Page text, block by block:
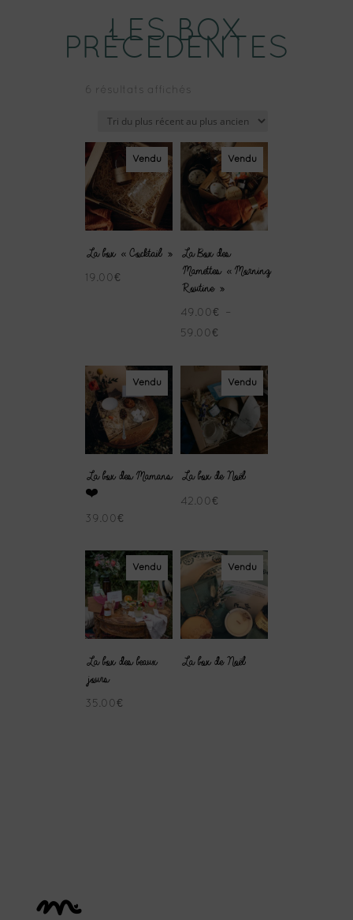
LES BOX
PRÉCEDENTES
6 résultats affichés
plus
récent
au
plus
ancien
Vendu
La box « Cocktail »
19.00€
Vendu
La Box des
Mamettes « Morning
Routine »
49.00€
–
59.00€Plage
49.00€
à
59.00€
Vendu
La box des Mamans
❤️
39.00€
Vendu
La box de Noël
42.00€
Vendu
La box des beaux
jours
35.00€
Vendu
La box de Noël